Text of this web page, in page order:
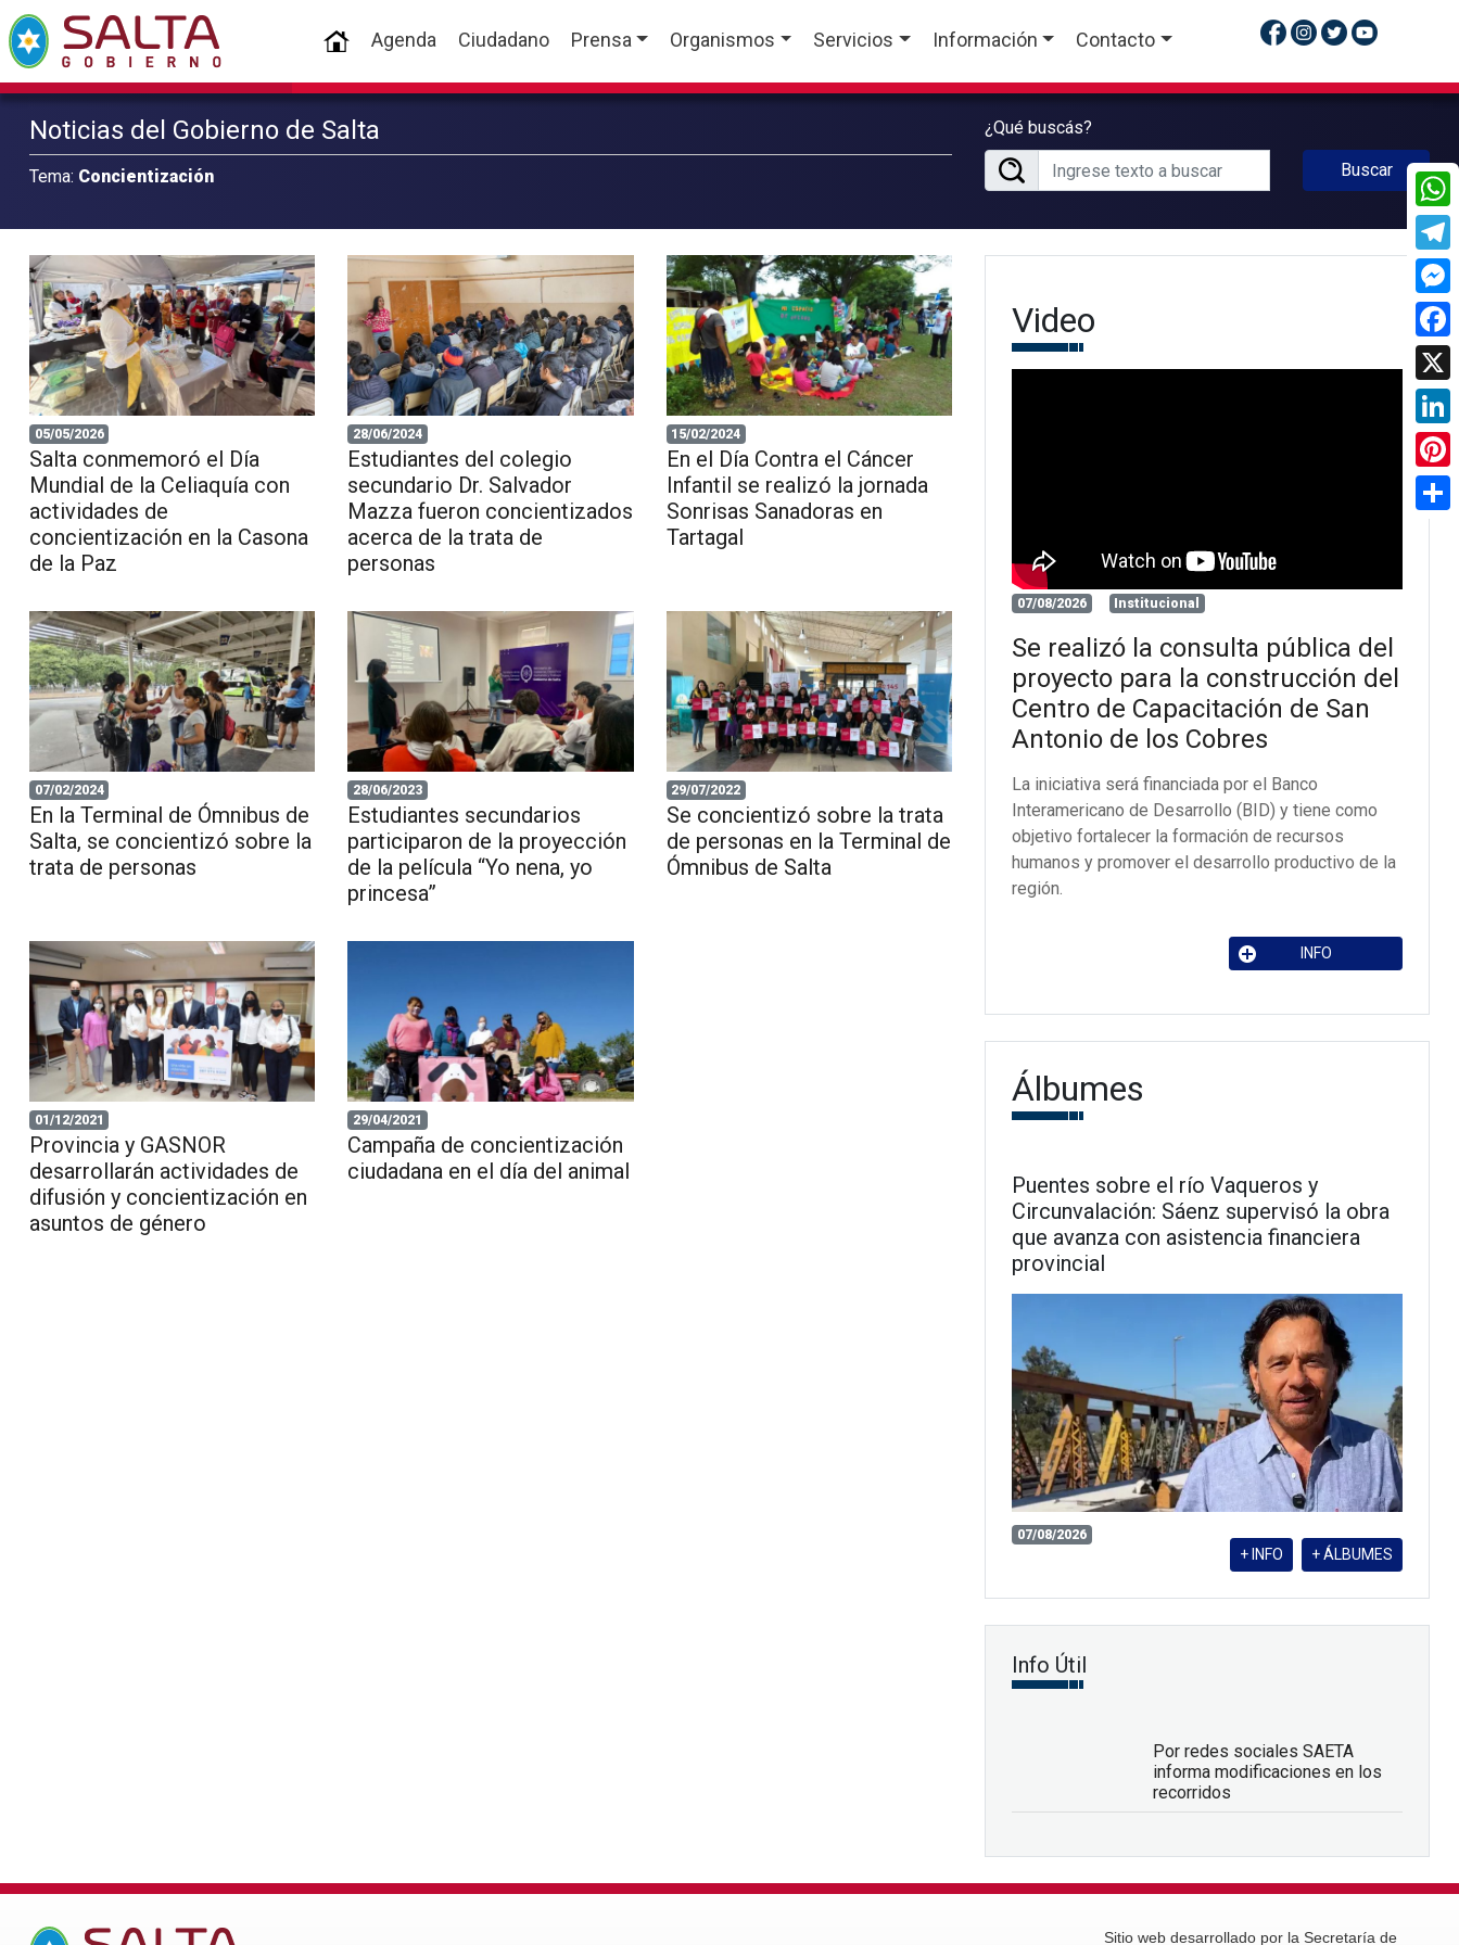
(current)
Agenda Ciudadano Prensa Organismos Servicios Información Contacto
Noticias del Gobierno de Salta
Tema: Concientización
¿Qué buscás?
Buscar
05/05/2026
Salta conmemoró el Día
Mundial de la Celiaquía con
actividades de
concientización en la Casona
de la Paz
28/06/2024
Estudiantes del colegio
secundario Dr. Salvador
Mazza fueron concientizados
acerca de la trata de
personas
15/02/2024
En el Día Contra el Cáncer
Infantil se realizó la jornada
Sonrisas Sanadoras en
Tartagal
07/02/2024
En la Terminal de Ómnibus de
Salta, se concientizó sobre la
trata de personas
28/06/2023
Estudiantes secundarios
participaron de la proyección
de la película “Yo nena, yo
princesa”
29/07/2022
Se concientizó sobre la trata
de personas en la Terminal de
Ómnibus de Salta
01/12/2021
Provincia y GASNOR
desarrollarán actividades de
difusión y concientización en
asuntos de género
29/04/2021
Campaña de concientización
ciudadana en el día del animal
Video
07/08/2026 Institucional
Se realizó la consulta pública del
proyecto para la construcción del
Centro de Capacitación de San
Antonio de los Cobres
La iniciativa será financiada por el Banco
Interamericano de Desarrollo (BID) y tiene como
objetivo fortalecer la formación de recursos
humanos y promover el desarrollo productivo de la
región.
INFO
Álbumes
Puentes sobre el río Vaqueros y
Circunvalación: Sáenz supervisó la obra
que avanza con asistencia financiera
provincial
07/08/2026
+ ÁLBUMES
+ INFO
Info Útil
Por redes sociales SAETA
informa modificaciones en los
recorridos
Sitio web desarrollado por la Secretaría de
X